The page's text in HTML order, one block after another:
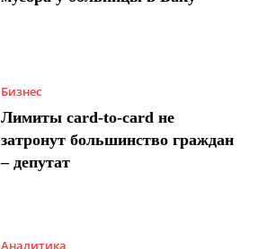
Бизнес
Лимиты card-to-card не
затронут большинство граждан
– депутат
Аналитика